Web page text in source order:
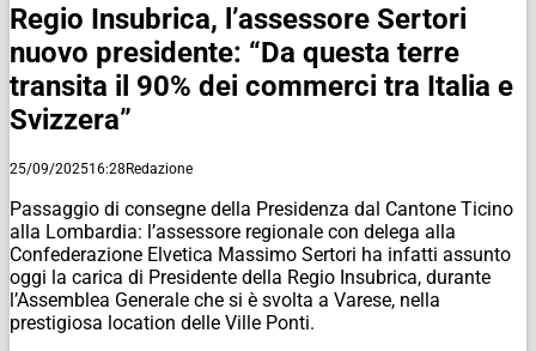
Regio Insubrica, l’assessore Sertori
nuovo presidente: “Da questa terre
transita il 90% dei commerci tra Italia e
Svizzera”
25/09/202516:28Redazione
Passaggio di consegne della Presidenza dal Cantone Ticino
alla Lombardia: l’assessore regionale con delega alla
Confederazione Elvetica Massimo Sertori ha infatti assunto
oggi la carica di Presidente della Regio Insubrica, durante
l’Assemblea Generale che si è svolta a Varese, nella
prestigiosa location delle Ville Ponti.